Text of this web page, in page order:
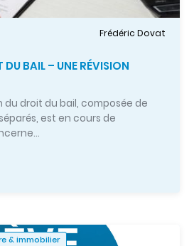
Frédéric Dovat
BAIL – UNE RÉVISION
du droit du bail, composée de
est en cours de
& immobilier